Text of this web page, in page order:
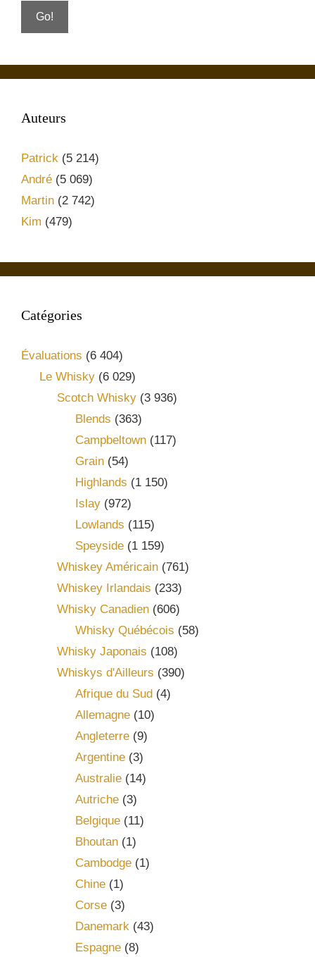
Auteurs
Patrick (5 214)
André (5 069)
Martin (2 742)
Kim (479)
Catégories
Évaluations (6 404)
Le Whisky(6 029)
Scotch Whisky (3 936)
Blends (363)
Campbeltown(117)
Grain(54)
Highlands (1 150)
Islay(972)
Lowlands (115)
Speyside(1 159)
Whiskey Américain (761)
Whiskey Irlandais (233)
Whisky Canadien (606)
Whisky Québécois (58)
Whisky Japonais (108)
Whiskys d'Ailleurs (390)
Afrique du Sud (4)
Allemagne(10)
Angleterre(9)
Argentine(3)
Australie(14)
Autriche(3)
Belgique(11)
Bhoutan(1)
Cambodge(1)
Chine(1)
Corse(3)
Danemark(43)
Espagne(8)